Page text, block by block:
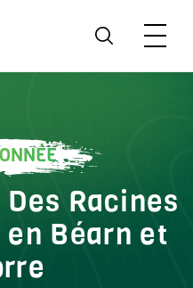
Des Racines
Béarn et